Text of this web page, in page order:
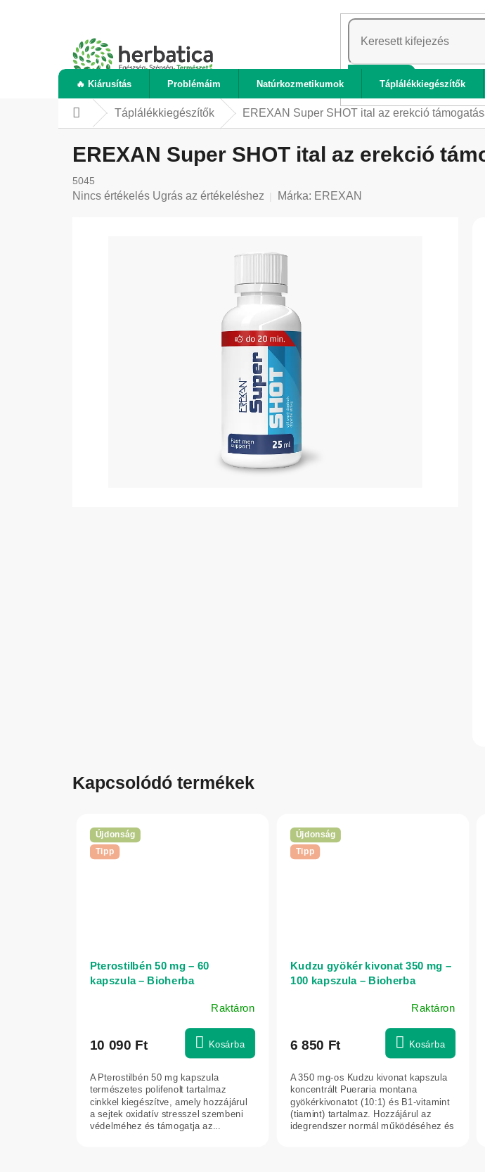
KERESÉS
🔥 Kiárusítás Problémáim Natúrkozmetikumok Táplálékkiegészítők
KezdőlapTáplálékkiegészítők EREXAN Super SHOT ital az erekció
EREXAN Super SHOT ital az erekció
5045
A
Nincs értékelés Ugrás az értékeléshez Márka: EREXAN
Kapcsolódó termékek
Újdonság
Tipp
Pterostilbén 50 mg – 60
kapszula – Bioherba
Raktáron
10 090 Ft Kosárba
A Pterostilbén 50 mg kapszula
természetes polifenolt tartalmaz
cinkkel kiegészítve, amely hozzájárul
a sejtek oxidatív stresszel szembeni
védelméhez és támogatja az...
Újdonság
Tipp
Kudzu gyökér kivonat 350 mg –
100 kapszula – Bioherba
Raktáron
6 850 Ft Kosárba
A 350 mg-os Kudzu kivonat kapszula
koncentrált Pueraria montana
gyökérkivonatot (10:1) és B1-vitamint
(tiamint) tartalmaz. Hozzájárul az
idegrendszer normál működéséhez és